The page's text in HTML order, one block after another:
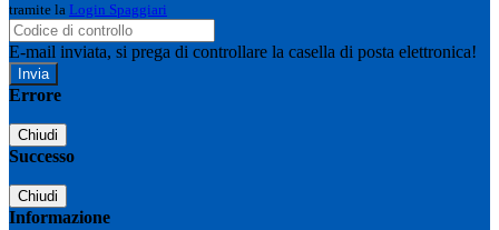
tramite la Login Spaggiari
E-mail inviata, si prega di controllare la casella di posta elettronica!
Errore
Chiudi
Successo
Chiudi
Informazione